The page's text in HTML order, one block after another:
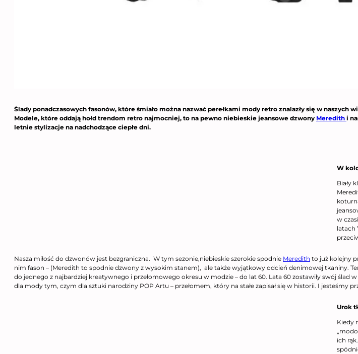
Ślady ponadczasowych fasonów, które śmiało można nazwać perełkami mody retro znalazły się w
Modele, które oddają hołd trendom retro najmocniej, to na pewno niebieskie jeansowe dzwony Meredith i
letnie stylizacje na nadchodzące ciepłe dni.
W
Biały
w
latach
Nasza miłość do dzwonów jest bezgraniczna. W tym sezonie,niebieskie szerokie spodnie Meredith to już kolejny
nim fason – (Meredith to spodnie dzwony z wysokim stanem), ale także wyjątkowy odcień denimowej tkaniny.
do jednego z najbardziej kreatywnego i przełomowego okresu w modzie – do lat 60. Lata 60 zostawiły swój
dla mody tym, czym dla sztuki narodziny POP Artu – przełomem, który na stałe zapisał się w historii. I
Urok
Kiedy
ich